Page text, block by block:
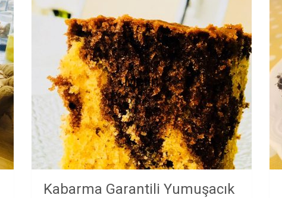
Kabarma Garantili Yumuşacık